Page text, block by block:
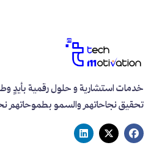
خدمات استشارية و حلول رقمية بأيدٍ
تحقيق نجاحاتهم والسمو بطموحاتهم نحو